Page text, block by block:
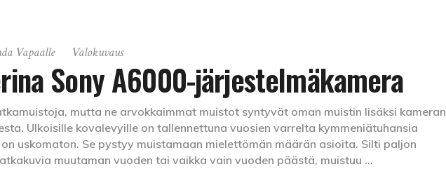
Vapaalle Valokuvaus
Sony A6000-järjestelmäkamera
mutta ne arvokkaimmat muistot syntyvät oman muistin lisäksi kameran
Ulkoisille kovalevyille on tallennettuna vuosien varrelta kymmeniätuhansia
uskomaton. Se pystyy muistamaan mielettömän määrän asioita. Silti paljon
muutaman vuoden tai vaikka vain vuoden päästä, muistuu